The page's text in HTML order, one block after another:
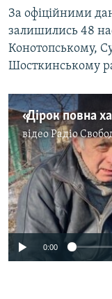
За офіційними
залишились 48
Конотопському,
Шосткинському
відеоРадіо
No
0:00